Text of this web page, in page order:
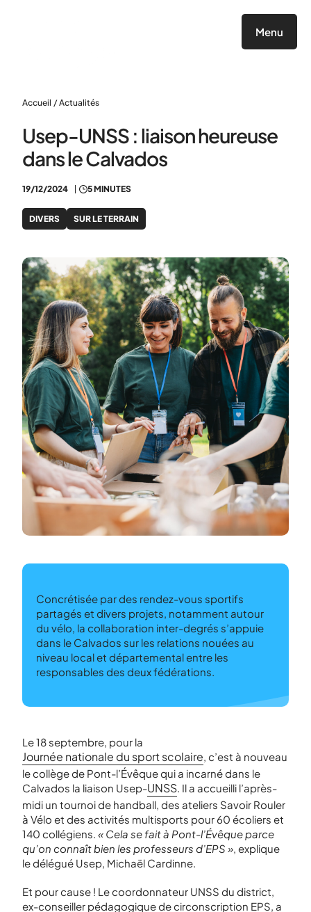
Menu
Accueil / Actualités
Usep-UNSS : liaison heureuse
dans le Calvados
19/12/2024 5 MINUTES
DIVERS SUR LE TERRAIN
Concrétisée par des rendez-vous sportifs
partagés et divers projets, notamment autour
du vélo, la collaboration inter-degrés s’appuie
dans le Calvados sur les relations nouées au
niveau local et départemental entre les
responsables des deux fédérations.
Le 18 septembre, pour la
Journée nationale du sport scolaire, c’est à nouveau
le collège de Pont-l’Évêque qui a incarné dans le
Calvados la liaison Usep-UNSS. Il a accueilli l’après-
midi un tournoi de handball, des ateliers Savoir Rouler
à Vélo et des activités multisports pour 60 écoliers et
140 collégiens. « Cela se fait à Pont-l’Évêque parce
qu’on connaît bien les professeurs d’EPS », explique
le délégué Usep, Michaël Cardinne.
Et pour cause ! Le coordonnateur UNSS du district,
ex-conseiller pédagogique de circonscription EPS, a